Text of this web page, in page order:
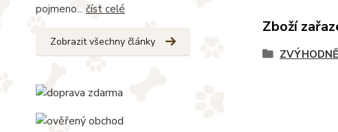
pojmeno... číst celé
Zobrazit všechny články
Zboží